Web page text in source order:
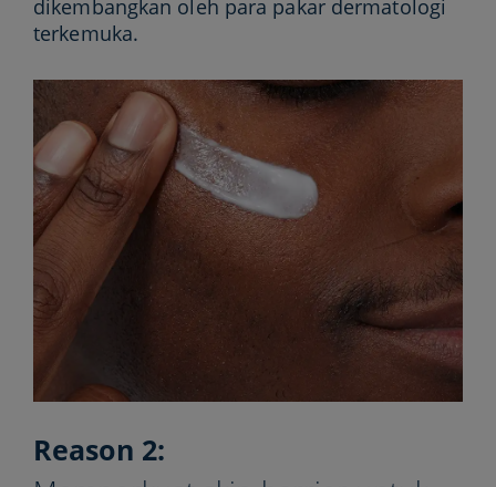
dikembangkan oleh para pakar dermatologi
terkemuka.
Reason 2: